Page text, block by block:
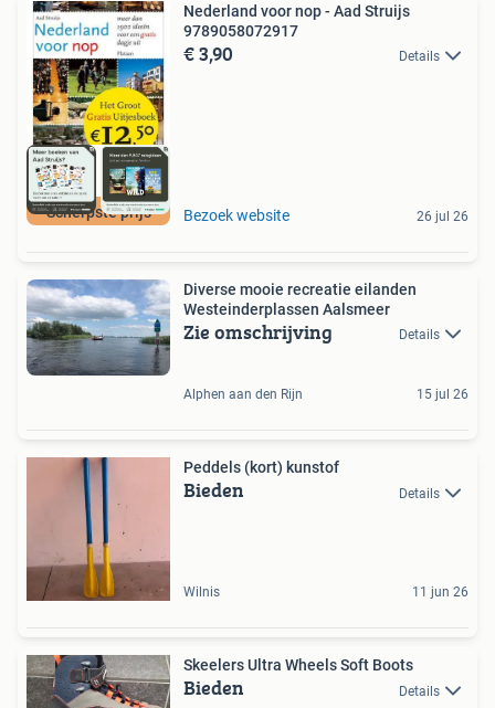
Scherpste prijs
Nederland voor nop - Aad Struijs
9789058072917
€ 3,90 Details
Bezoek website 26 jul 26
Diverse mooie recreatie eilanden
Westeinderplassen Aalsmeer
Zie omschrijving Details
Alphen aan den Rijn 15 jul 26
Peddels (kort) kunstof
Bieden Details
Wilnis 11 jun 26
Skeelers Ultra Wheels Soft Boots
Bieden Details